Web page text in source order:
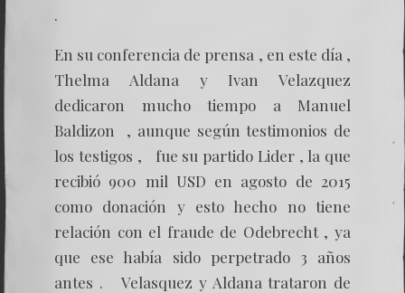
.
En su conferencia de prensa , en este día ,
Thelma Aldana y Ivan Velazquez
dedicaron mucho tiempo a Manuel
Baldizon , aunque según testimonios de
los testigos , fue su partido Lider , la que
recibió 900 mil USD en agosto de 2015
como donación y esto hecho no tiene
relación con el fraude de Odebrecht , ya
que ese había sido perpetrado 3 años
antes . Velasquez y Aldana trataron de